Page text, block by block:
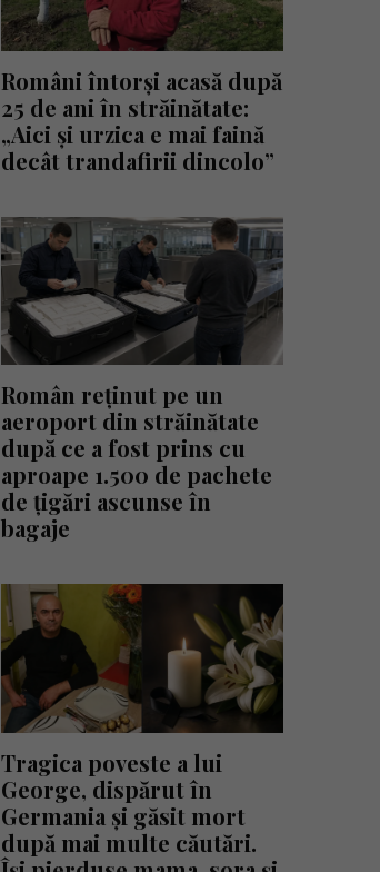
Români întorși acasă după
25 de ani în străinătate:
„Aici și urzica e mai faină
decât trandafirii dincolo”
Român reținut pe un
aeroport din străinătate
după ce a fost prins cu
aproape 1.500 de pachete
de țigări ascunse în
bagaje
Tragica poveste a lui
George, dispărut în
Germania și găsit mort
după mai multe căutări.